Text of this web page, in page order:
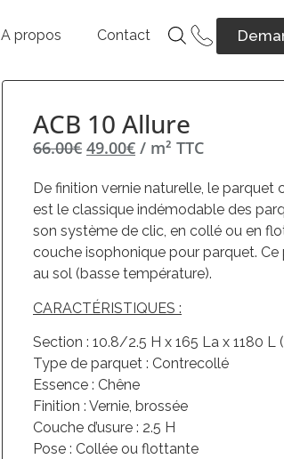
A propos Contact
ACB 10 Allure
66.00€ 49.00€ / m² TTC
De finition vernie naturelle, le parquet
est le classique indémodable des
son système de clic, en collé ou en
couche isophonique pour parquet.
au sol (basse température).
CARACTÉRISTIQUES :
Section : 10.8/2.5 H x 165 La x 1180 L
Type de parquet : Contrecollé
Essence : Chêne
Finition : Vernie, brossée
Couche d’usure : 2.5 H
Pose : Collée ou flottante